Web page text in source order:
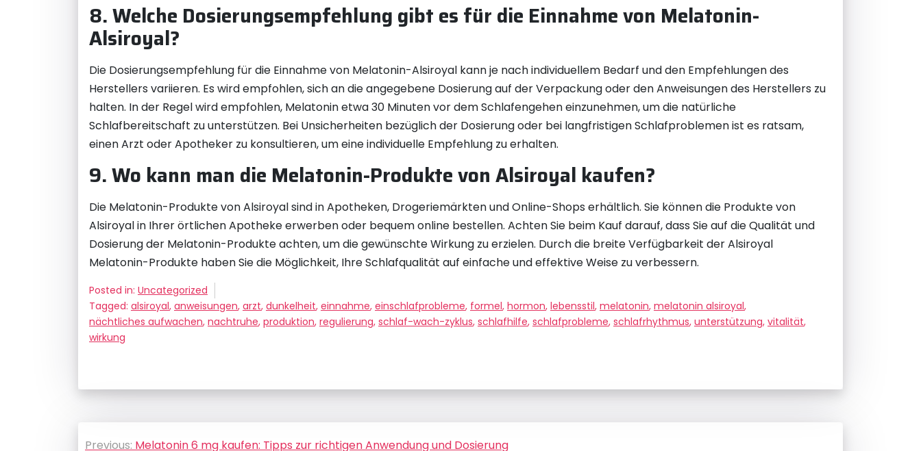
8. Welche Dosierungsempfehlung gibt es für die Einnahme von Melatonin-
Alsiroyal?
Die Dosierungsempfehlung für die Einnahme von Melatonin-Alsiroyal kann je nach individuellem Bedarf und den Empfehlungen des
Herstellers variieren. Es wird empfohlen, sich an die angegebene Dosierung auf der Verpackung oder den Anweisungen des Herstellers zu
halten. In der Regel wird empfohlen, Melatonin etwa 30 Minuten vor dem Schlafengehen einzunehmen, um die natürliche
Schlafbereitschaft zu unterstützen. Bei Unsicherheiten bezüglich der Dosierung oder bei langfristigen Schlafproblemen ist es ratsam,
einen Arzt oder Apotheker zu konsultieren, um eine individuelle Empfehlung zu erhalten.
9. Wo kann man die Melatonin-Produkte von Alsiroyal kaufen?
Die Melatonin-Produkte von Alsiroyal sind in Apotheken, Drogeriemärkten und Online-Shops erhältlich. Sie können die Produkte von
Alsiroyal in Ihrer örtlichen Apotheke erwerben oder bequem online bestellen. Achten Sie beim Kauf darauf, dass Sie auf die Qualität und
Dosierung der Melatonin-Produkte achten, um die gewünschte Wirkung zu erzielen. Durch die breite Verfügbarkeit der Alsiroyal
Melatonin-Produkte haben Sie die Möglichkeit, Ihre Schlafqualität auf einfache und effektive Weise zu verbessern.
Posted in: Uncategorized
Tagged: alsiroyal, anweisungen, arzt, dunkelheit, einnahme, einschlafprobleme, formel, hormon, lebensstil, melatonin, melatonin alsiroyal,
nächtliches aufwachen, nachtruhe, produktion, regulierung, schlaf-wach-zyklus, schlafhilfe, schlafprobleme, schlafrhythmus, unterstützung, vitalität,
wirkung
Beitragsnavigation
Previous: Melatonin 6 mg kaufen: Tipps zur richtigen Anwendung und Dosierung